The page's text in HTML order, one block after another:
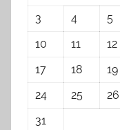
3
4 5
10
11 12
17
18 19
24
25 26
31